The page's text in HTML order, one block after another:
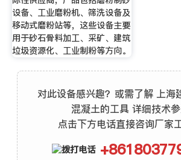
设备、工业磨粉机、筛洗设备及
移动式磨粉站等，这些设备主要
用于砂石骨料加工、采矿、建筑
垃圾资源化、工业制粉等方向。
对此设备感兴趣？或需了解 上海
混凝土的工具 详细技术参
点击下方电话直接咨询厂家工